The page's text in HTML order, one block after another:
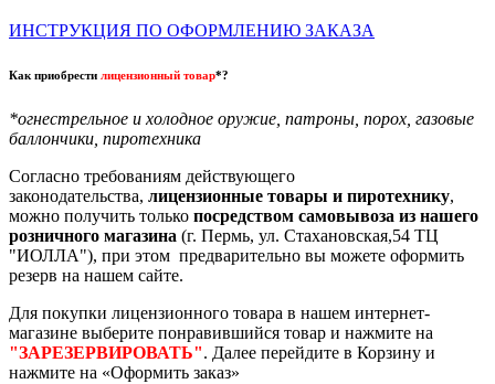
ИНСТРУКЦИЯ ПО ОФОРМЛЕНИЮ ЗАКАЗА
Как приобрести лицензионный товар*?
*огнестрельное и холодное оружие, патроны, порох, газовые
баллончики, пиротехника
Согласно требованиям действующего
законодательства, лицензионные товары и пиротехнику,
можно получить только посредством самовывоза из нашего
розничного магазина (г. Пермь, ул. Стахановская,54 ТЦ
"ИОЛЛА"), при этом предварительно вы можете оформить
резерв на нашем сайте.
Для покупки лицензионного товара в нашем интернет-
магазине выберите понравившийся товар и нажмите на
"ЗАРЕЗЕРВИРОВАТЬ". Далее перейдите в Корзину и
нажмите на «Оформить заказ»